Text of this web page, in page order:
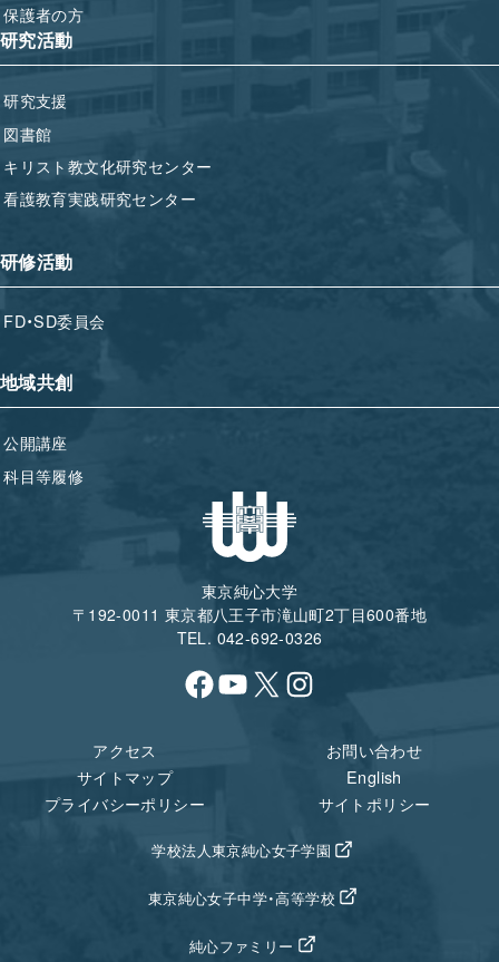
保護者の方
研究活動
研究支援
図書館
キリスト教文化研究センター
看護教育実践研究センター
研修活動
FD・SD委員会
地域共創
公開講座
科目等履修
東京純心大学
〒192-0011 東京都八王子市滝山町2丁目600番地
TEL. 042-692-0326
Facebook
YouTube
X Instagram
アクセス
お問い合わせ
サイトマップ
English
プライバシーポリシー
サイトポリシー
学校法人東京純心女子学園
東京純心女子中学・高等学校
純心ファミリー